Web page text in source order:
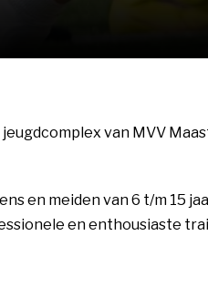
van MVV
en meiden van 6 t/m 15
en enthousiaste